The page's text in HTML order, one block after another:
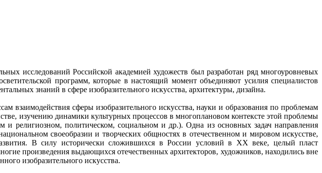
исследований Российской академией художеств был разработан ряд многоуровневых
программ, которые в настоящий момент объединяют усилия специалистов
знаний в сфере изобразительного искусства, архитектуры, дизайна.
взаимодействия сферы изобразительного искусства, науки и образования по проблемам
изучению динамики культурных процессов в многоплановом контексте этой проблемы
и религиозном, политическом, социальном и др.). Одна из основных задач направления
своеобразии и творческих общностях в отечественном и мировом искусстве,
В силу исторически сложившихся в России условий в ХХ веке, целый пласт
произведения выдающихся отечественных архитекторов, художников, находились вне
изобразительного искусства.